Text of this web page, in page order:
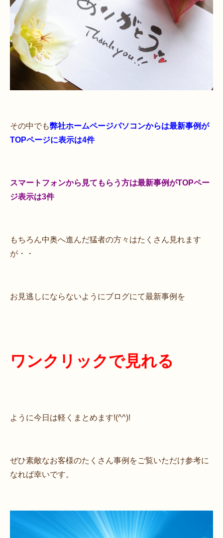
その中でも弊社ホームページパソコンからは最新事例が
TOPページに表示は4件
スマートフォンから見てもらう方は最新事例がTOPペー
ジ表示は3件
もちろん中奥へ進んだ猛者の方々はたくさん見れます
が・・
お見逃しにならないようにブログにて最新事例を
ワンクリックで見れる
ように今日は軽くまとめます!(^^)!
ぜひ素敵なお客様のたくさん事例をご覧いただけ参考に
なれば幸いです。